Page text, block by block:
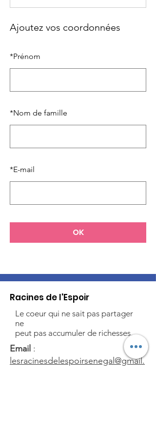
Ajoutez vos coordonnées
*Prénom
*Nom de famille
*E-mail
OK
Racines de l'Espoir
Le coeur qui ne sait pas partager
ne
peut pas accumuler de richesses.
Email :
lesracinesdelespoirsenegal@gmail.